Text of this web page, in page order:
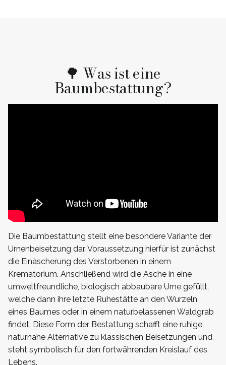
🌳 Was ist eine
Baumbestattung?
Die Baumbestattung stellt eine besondere Variante der
Urnenbeisetzung dar. Voraussetzung hierfür ist zunächst
die Einäscherung des Verstorbenen in einem
Krematorium. Anschließend wird die Asche in eine
umweltfreundliche, biologisch abbaubare Urne gefüllt,
welche dann ihre letzte Ruhestätte an den Wurzeln
eines Baumes oder in einem naturbelassenen Waldgrab
findet. Diese Form der Bestattung schafft eine ruhige,
naturnahe Alternative zu klassischen Beisetzungen und
steht symbolisch für den fortwährenden Kreislauf des
Lebens.